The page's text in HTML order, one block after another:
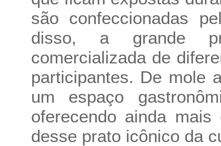
são confeccionadas
disso, a grande
comercializada de
participantes. De mole
um espaço
oferecendo ainda
desse prato icônico da